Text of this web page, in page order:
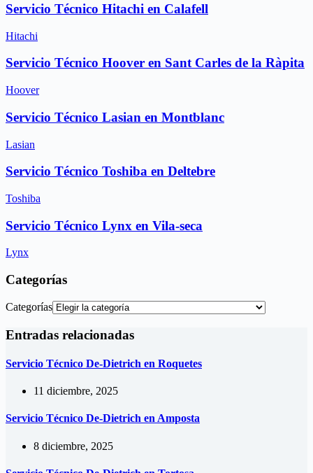
Servicio Técnico Hitachi en Calafell
Hitachi
Servicio Técnico Hoover en Sant Carles de la Ràpita
Hoover
Servicio Técnico Lasian en Montblanc
Lasian
Servicio Técnico Toshiba en Deltebre
Toshiba
Servicio Técnico Lynx en Vila-seca
Lynx
Categorías
Categorías
Entradas relacionadas
Servicio Técnico De-Dietrich en Roquetes
11 diciembre, 2025
Servicio Técnico De-Dietrich en Amposta
8 diciembre, 2025